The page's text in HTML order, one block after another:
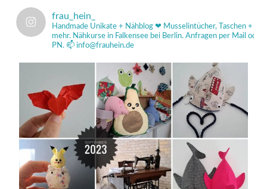
frau_hein_
Handmade Unikate + Nähblog ❤ Musselintücher, Taschen +
mehr. Nähkurse in Falkensee bei Berlin. Anfragen per Mail od
PN. 📫 info@frauhein.de